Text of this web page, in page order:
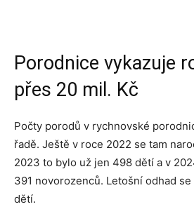
Porodnice vykazuje
přes 20 mil. Kč
Počty porodů v rychnovské
řadě. Ještě v roce 2022 se tam
2023 to bylo už jen 498 dětí a v
391 novorozenců. Letošní odhad
dětí.